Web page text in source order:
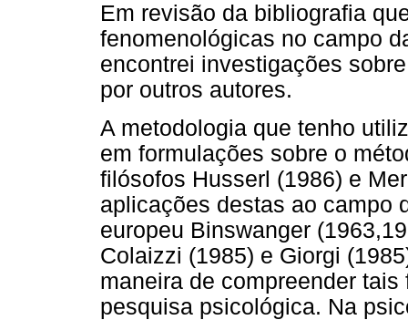
Em revisão da bibliografia
fenomenológicas no campo
encontrei investigações
por outros autores.
A metodologia que tenho
em formulações sobre o
filósofos Husserl (1986) e
aplicações destas ao campo
europeu Binswanger
Colaizzi (1985) e Giorgi
maneira de compreender
pesquisa psicológica. Na